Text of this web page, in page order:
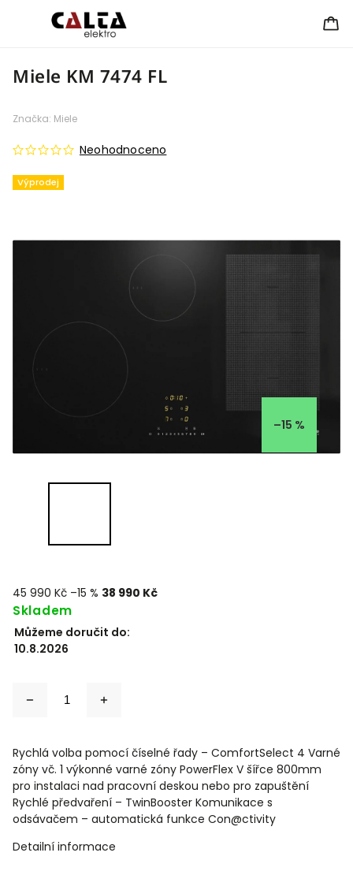
Miele KM 7474 FL
Výprodej
Neohodnoceno
Značka: Miele
–15 %
45 990 Kč –15 % 38 990 Kč
Skladem
Můžeme doručit do:
10.8.2026
Rychlá volba pomocí číselné řady – ComfortSelect 4 Varné
zóny vč. 1 výkonné varné zóny PowerFlex V šířce 800mm
pro instalaci nad pracovní deskou nebo pro zapuštění
Rychlé předvaření – TwinBooster Komunikace s
odsávačem – automatická funkce Con@ctivity
Detailní informace